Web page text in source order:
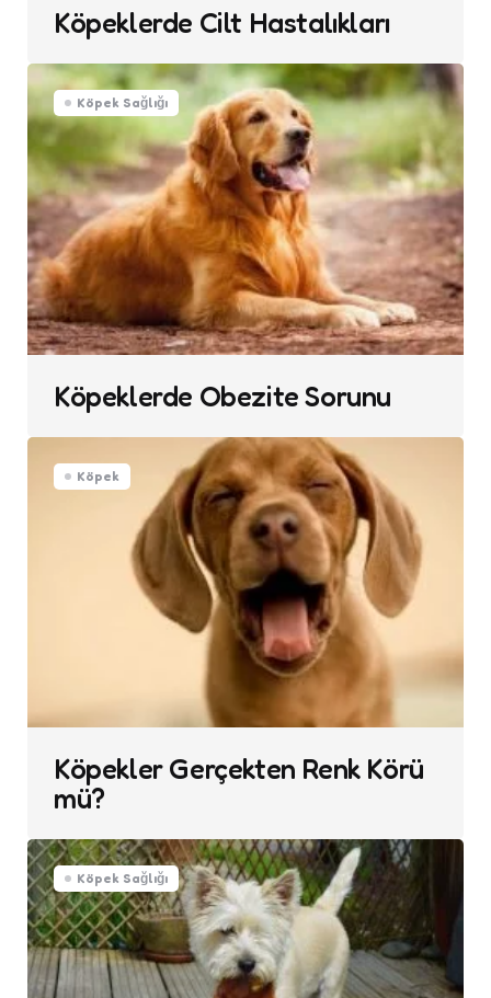
Köpeklerde Cilt Hastalıkları
Köpek Sağlığı
Köpeklerde Obezite Sorunu
Köpek
Köpekler Gerçekten Renk Körü
mü?
Köpek Sağlığı